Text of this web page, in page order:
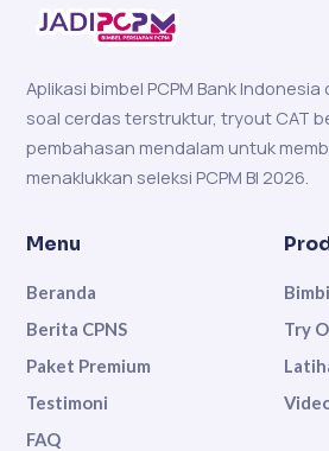
Aplikasi bimbel PCPM Bank
soal cerdas terstruktur, tryout CAT
pembahasan mendalam untuk
menaklukkan seleksi PCPM BI 2026.
Menu
Beranda
Berita CPNS
Paket Premium
Testimoni
FAQ
Try